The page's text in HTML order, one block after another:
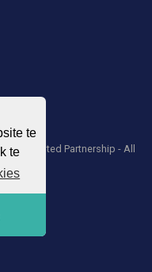
te
te Limited Partnership - All